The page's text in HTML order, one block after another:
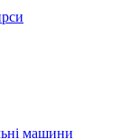
машини